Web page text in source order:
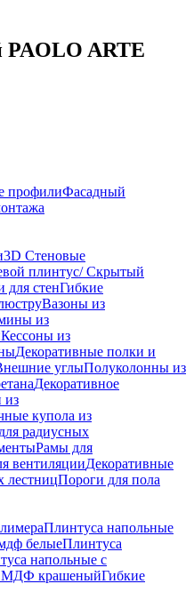
ARTE
профилиФасадный
3D Стеновые
плинтус/ Скрытый
для стенГибкие
Вазоны из
из
Кессоны из
Декоративные полки и
углыПолуколонны из
Декоративное
из
купола из
радиусных
Рамы для
вентиляцииДекоративные
лестницПороги для пола
Плинтуса напольные
белыеПлинтуса
напольные с
МДФ крашеныйГибкие